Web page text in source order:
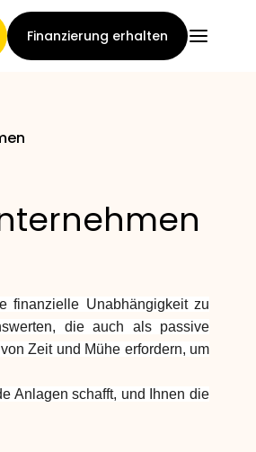
Finanzierung erhalten
finanzielle Unabhängigkeit zu
die auch als passive
Zeit und Mühe erfordern, um
Anlagen schafft, und Ihnen die